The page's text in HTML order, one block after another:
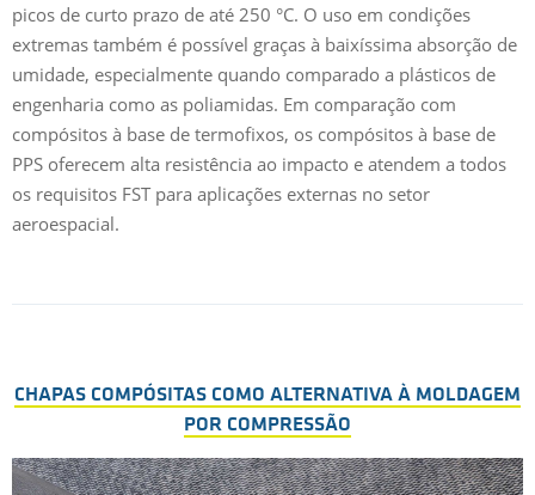
picos de curto prazo de até 250 °C. O uso em condições
extremas também é possível graças à baixíssima absorção de
umidade, especialmente quando comparado a plásticos de
engenharia como as poliamidas. Em comparação com
compósitos à base de termofixos, os compósitos à base de
PPS oferecem alta resistência ao impacto e atendem a todos
os requisitos FST para aplicações externas no setor
aeroespacial.
CHAPAS COMPÓSITAS COMO ALTERNATIVA À MOLDAGEM
POR COMPRESSÃO